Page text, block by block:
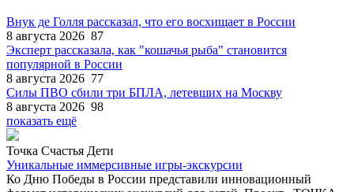
Внук де Голля рассказал, что его восхищает в России
8 августа 2026 87
Эксперт рассказала, как "кошачья рыба" становится
популярной в России
8 августа 2026 77
Силы ПВО сбили три БПЛА, летевших на Москву
8 августа 2026 98
показать ещё
Точка Счастья Дети
Уникальные иммерсивные игры-экскурсии
Ко Дню Победы в России представили инновационный